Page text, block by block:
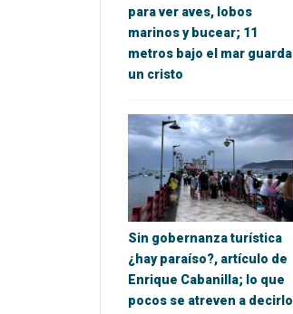
para ver aves, lobos
marinos y bucear; 11
metros bajo el mar guarda
un cristo
Sin gobernanza turística
¿hay paraíso?, artículo de
Enrique Cabanilla; lo que
pocos se atreven a decirlo